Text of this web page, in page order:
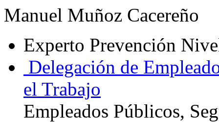
Manuel Muñoz Cacereño
Experto Prevención
Delegación de
el Trabajo
Empleados Públicos,